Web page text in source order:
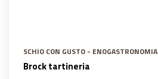
SCHIO CON GUSTO - ENOGASTRONOMIA
Brock tartineria